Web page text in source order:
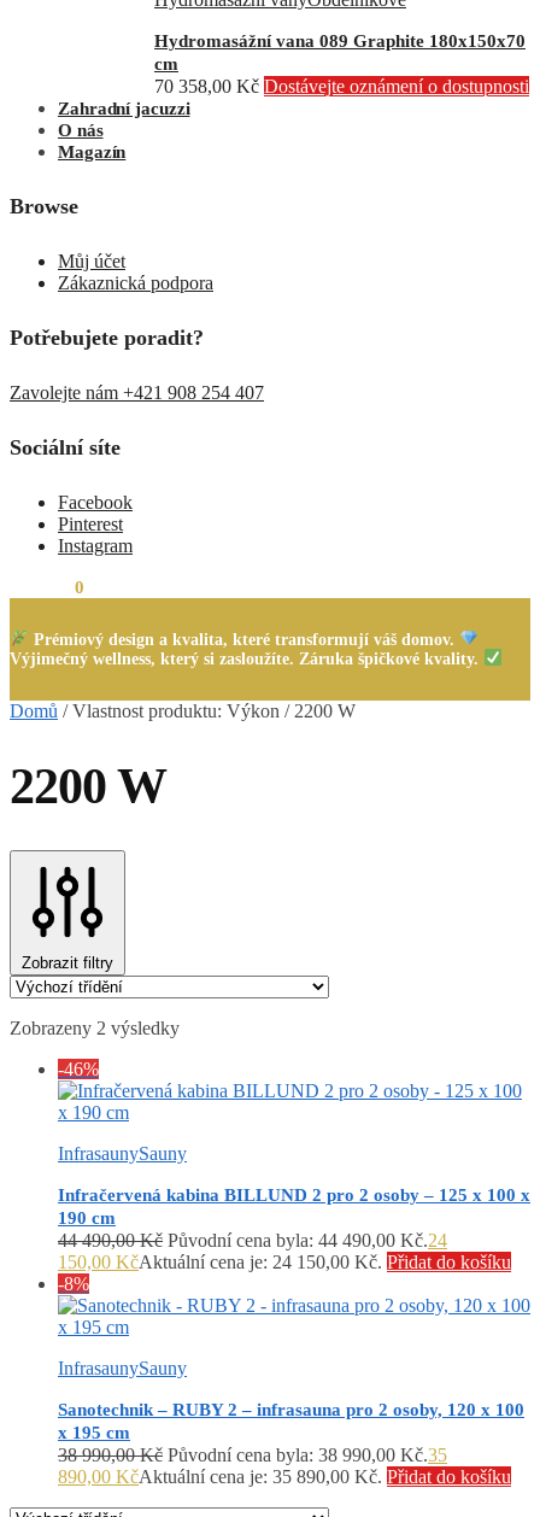
Hydromasážní vana 089 Graphite 180x150x70
cm
70 358,00 Kč Dostávejte oznámení o dostupnosti
Zahradní jacuzzi
O nás
Magazín
Browse
Můj účet
Zákaznická podpora
Potřebujete poradit?
Zavolejte nám +421 908 254 407
Sociální síte
Facebook
Pinterest
Instagram
0
Prémiový design a kvalita, které transformují váš domov.
Výjimečný wellness, který si zasloužíte. Záruka špičkové kvality.
Domů /Vlastnost produktu: Výkon / 2200 W
2200 W
Zobrazit filtry
Zobrazeny 2 výsledky
-46%
InfrasaunySauny
Infračervená kabina BILLUND 2 pro 2 osoby – 125 x 100 x
190 cm
44 490,00Kč Původní cena byla: 44 490,00 Kč.24
150,00 KčAktuální cena je: 24 150,00 Kč. Přidat do košíku
-8%
InfrasaunySauny
Sanotechnik – RUBY 2 – infrasauna pro 2 osoby, 120 x 100
x 195 cm
38 990,00Kč Původní cena byla: 38 990,00 Kč.35
890,00 KčAktuální cena je: 35 890,00 Kč. Přidat do košíku